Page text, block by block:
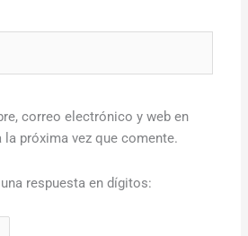
correo electrónico y web en
la próxima vez que comente.
respuesta en dígitos: